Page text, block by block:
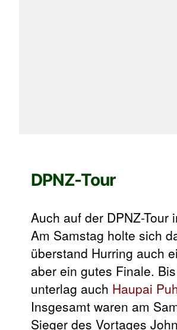
DPNZ-Tour
Auch auf der DPNZ-
Am Samstag holte sich
überstand Hurring auch
aber ein gutes Finale.
unterlag auch Haupai
Insgesamt waren am
Sieger des Vortages